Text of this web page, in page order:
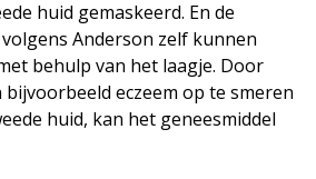
huid gemaskeerd. En de
Anderson zelf kunnen
behulp van het laagje. Door
eczeem op te smeren
huid, kan het geneesmiddel